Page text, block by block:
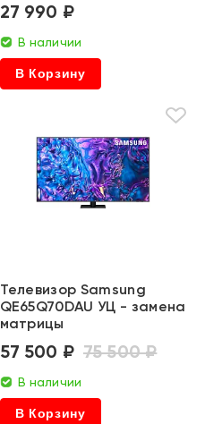
27 990 ₽
В наличии
В Корзину
Телевизор Samsung
QE65Q70DAU УЦ - замена
матрицы
57 500 ₽ 75 500 ₽
В наличии
В Корзину